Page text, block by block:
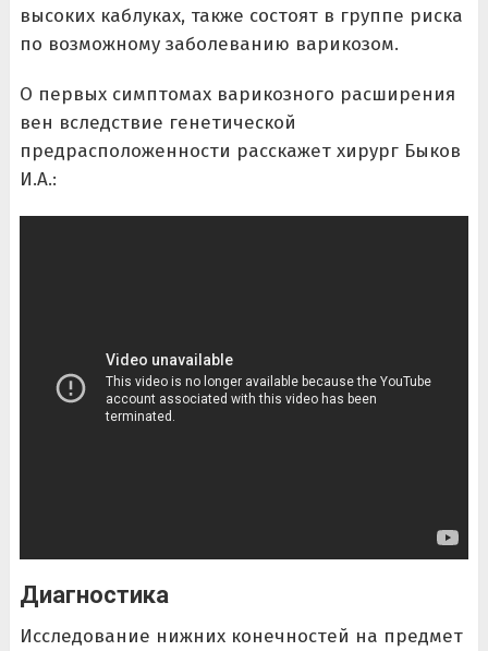
высоких каблуках, также состоят в группе риска
по возможному заболеванию варикозом.
О первых симптомах варикозного расширения
вен вследствие генетической
предрасположенности расскажет хирург Быков
И.А.:
Диагностика
Исследование нижних конечностей на предмет